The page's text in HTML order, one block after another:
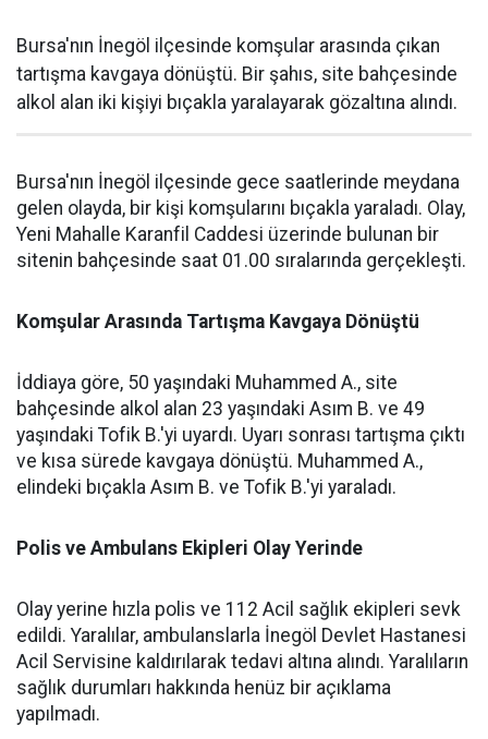
Bursa'nın İnegöl ilçesinde komşular arasında çıkan
tartışma kavgaya dönüştü. Bir şahıs, site bahçesinde
alkol alan iki kişiyi bıçakla yaralayarak gözaltına alındı.
Bursa'nın İnegöl ilçesinde gece saatlerinde meydana
gelen olayda, bir kişi komşularını bıçakla yaraladı. Olay,
Yeni Mahalle Karanfil Caddesi üzerinde bulunan bir
sitenin bahçesinde saat 01.00 sıralarında gerçekleşti.
Komşular Arasında Tartışma Kavgaya Dönüştü
İddiaya göre, 50 yaşındaki Muhammed A., site
bahçesinde alkol alan 23 yaşındaki Asım B. ve 49
yaşındaki Tofik B.'yi uyardı. Uyarı sonrası tartışma çıktı
ve kısa sürede kavgaya dönüştü. Muhammed A.,
elindeki bıçakla Asım B. ve Tofik B.'yi yaraladı.
Polis ve Ambulans Ekipleri Olay Yerinde
Olay yerine hızla polis ve 112 Acil sağlık ekipleri sevk
edildi. Yaralılar, ambulanslarla İnegöl Devlet Hastanesi
Acil Servisine kaldırılarak tedavi altına alındı. Yaralıların
sağlık durumları hakkında henüz bir açıklama
yapılmadı.